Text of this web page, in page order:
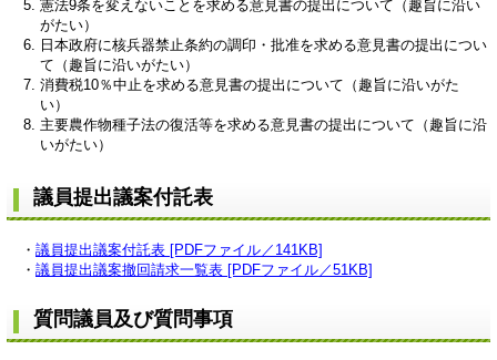
憲法9条を変えないことを求める意見書の提出について（趣旨に沿い
がたい）
日本政府に核兵器禁止条約の調印・批准を求める意見書の提出につい
て（趣旨に沿いがたい）
消費税10％中止を求める意見書の提出について（趣旨に沿いがた
い）
主要農作物種子法の復活等を求める意見書の提出について（趣旨に沿
いがたい）
議員提出議案付託表
・ 議員提出議案付託表 [PDFファイル／141KB]
・ 議員提出議案撤回請求一覧表 [PDFファイル／51KB]
質問議員及び質問事項